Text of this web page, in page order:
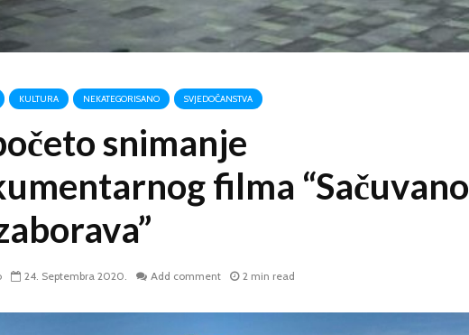
KULTURA NEKATEGORISANO SVJEDOČANSTVA
snimanje
filma “Sačuvano
24. Septembra 2020. Add comment 2 min read